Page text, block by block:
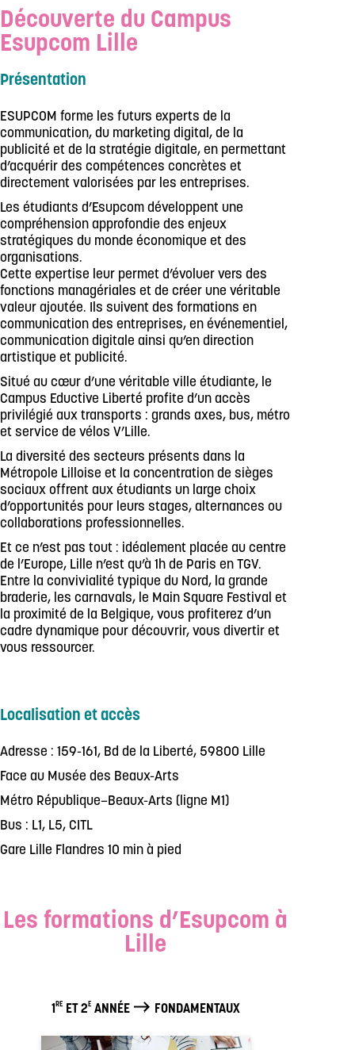
Découverte du Campus
Esupcom Lille
Présentation
ESUPCOM forme les futurs experts de la
communication, du marketing digital, de la
publicité et de la stratégie digitale, en permettant
d’acquérir des compétences concrètes et
directement valorisées par les entreprises.
Les étudiants d’Esupcom développent une
compréhension approfondie des enjeux
stratégiques du monde économique et des
organisations.
Cette expertise leur permet d’évoluer vers des
fonctions managériales et de créer une véritable
valeur ajoutée. Ils suivent des formations en
communication des entreprises, en événementiel,
communication digitale ainsi qu’en direction
artistique et publicité.
Situé au cœur d’une véritable ville étudiante, le
Campus Eductive Liberté profite d’un accès
privilégié aux transports : grands axes, bus, métro
et service de vélos V’Lille.
La diversité des secteurs présents dans la
Métropole Lilloise et la concentration de sièges
sociaux offrent aux étudiants un large choix
d’opportunités pour leurs stages, alternances ou
collaborations professionnelles.
Et ce n’est pas tout : idéalement placée au centre
de l’Europe, Lille n’est qu’à 1h de Paris en TGV.
Entre la convivialité typique du Nord, la grande
braderie, les carnavals, le Main Square Festival et
la proximité de la Belgique, vous profiterez d’un
cadre dynamique pour découvrir, vous divertir et
vous ressourcer.
Localisation et accès
Adresse : 159-161, Bd de la Liberté, 59800 Lille
Face au Musée des Beaux-Arts
Métro République–Beaux-Arts (ligne M1)
Bus : L1, L5, CITL
Gare Lille Flandres 10 min à pied
Les formations d’Esupcom à
Lille
1 REET 2 EANNÉE FONDAMENTAUX